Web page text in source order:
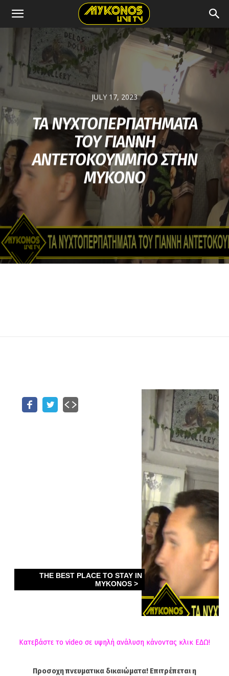
JULY 17, 2023
ΤΑ ΝΥΧΤΟΠΕΡΠΑΤΗΜΑΤΑ
ΤΟΥ ΓΙΑΝΝΗ
ΑΝΤΕΤΟΚΟΥΝΜΠΟ ΣΤΗΝ
ΜΥΚΟΝΟ
Κατεβάστε το video σε υψηλή ανάλυση κάνοντας κλικ ΕΔΩ!
Προσοχη πνευματικα δικαιώματα! Επιτρέπεται η